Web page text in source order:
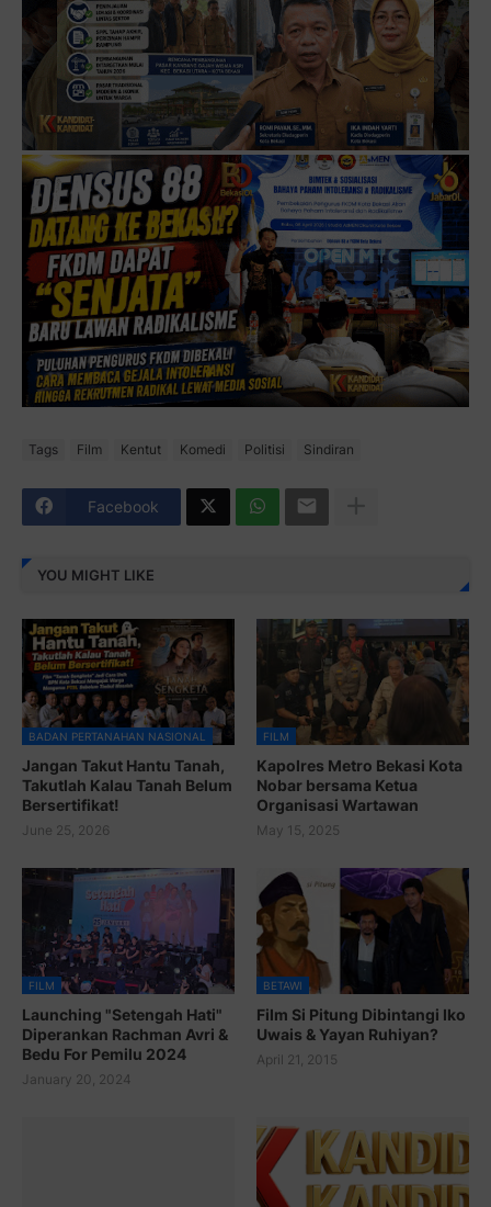
Tags Film Kentut Komedi Politisi Sindiran
Facebook
YOU MIGHT LIKE
BADAN PERTANAHAN NASIONAL
Jangan Takut Hantu Tanah,
Takutlah Kalau Tanah Belum
Bersertifikat!
June 25, 2026
FILM
Kapolres Metro Bekasi Kota
Nobar bersama Ketua
Organisasi Wartawan
May 15, 2025
FILM
Launching "Setengah Hati"
Diperankan Rachman Avri &
Bedu For Pemilu 2024
January 20, 2024
BETAWI
Film Si Pitung Dibintangi Iko
Uwais & Yayan Ruhiyan?
April 21, 2015